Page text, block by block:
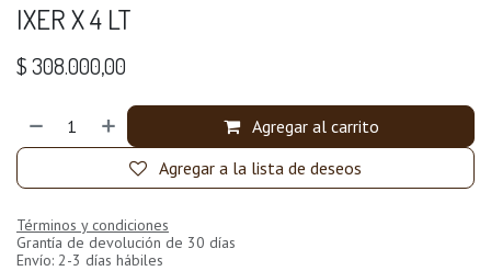
IXER X 4 LT
$308.000,00
Agregar al carrito
Agregar a la lista de deseos
Términos y condiciones
Grantía de devolución de 30 días
Envío: 2-3 días hábiles